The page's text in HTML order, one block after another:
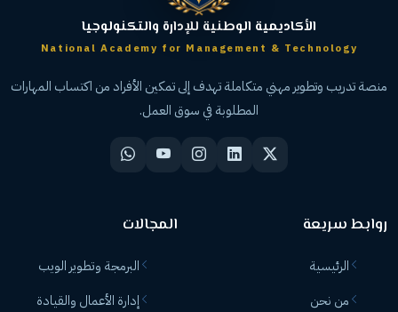
الأكاديمية الوطنية للإدارة والتكنولوجيا
National Academy for Management & Technology
منصة تدريب وتطوير مهني متكاملة تهدف إلى تمكين الأفراد من اكتساب المهارات
المطلوبة في سوق العمل.
روابط سريعة
الرئيسية
من نحن
المجالات
البرمجة وتطوير الويب
إدارة الأعمال والقيادة